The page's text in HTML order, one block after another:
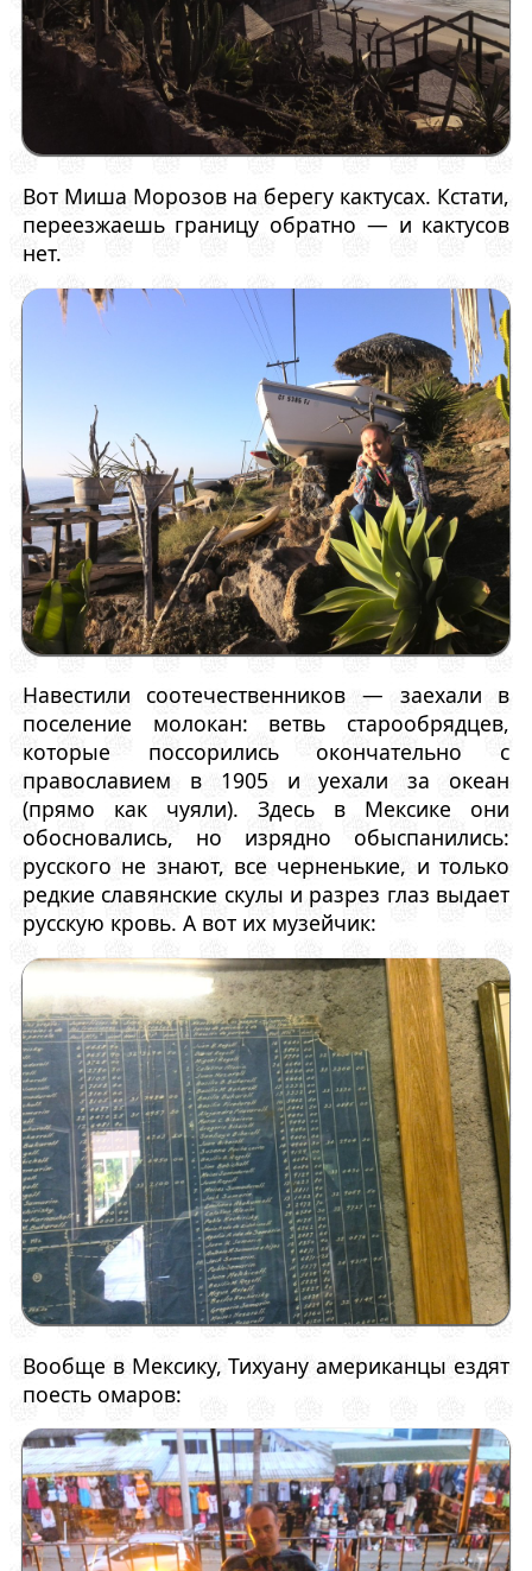
Вот Миша Морозов на берегу кактусах. Кстати,
переезжаешь границу обратно — и кактусов
нет.
Навестили соотечественников — заехали в
поселение молокан: ветвь старообрядцев,
которые поссорились окончательно с
православием в 1905 и уехали за океан
(прямо как чуяли). Здесь в Мексике они
обосновались, но изрядно обыспанились:
русского не знают, все черненькие, и только
редкие славянские скулы и разрез глаз выдает
русскую кровь. А вот их музейчик:
Вообще в Мексику, Тихуану американцы ездят
поесть омаров: